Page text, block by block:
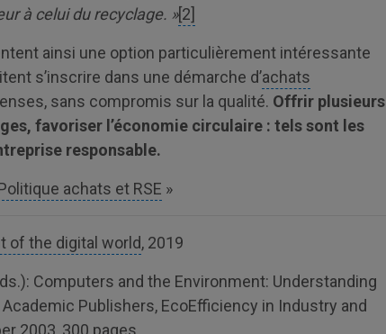
à celui du recyclage. »[2]
ainsi une option particulièrement intéressante
s’inscrire dans une démarche d’achats
sans compromis sur la qualité. Offrir plusieurs
favoriser l’économie circulaire : tels sont les
responsable.
achats et RSE »
of the digital world, 2019
Computers and the Environment: Understanding
Publishers, EcoEfficiency in Industry and
2003, 300 pages